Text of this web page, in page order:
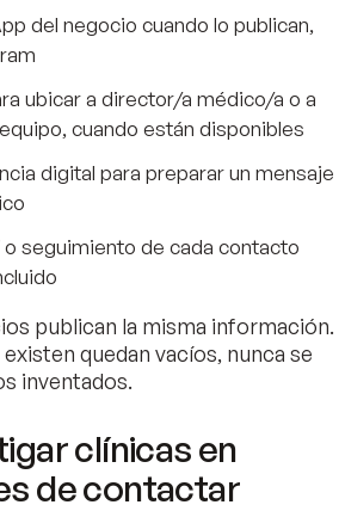
del negocio cuando lo publican,
ubicar a director/a médico/a o a
cuando están disponibles
digital para preparar un mensaje
o seguimiento de cada contacto
publican la misma información.
quedan vacíos, nunca se
inventados.
clínicas en
de contactar